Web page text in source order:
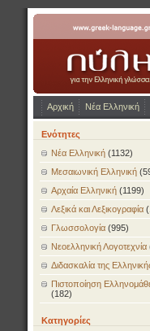
www.greek-
Αρχική Νέα Ελληνική
Ενότητες
Νέα Ελληνική (1132)
Μεσαιωνική Ελληνική
Αρχαία Ελληνική (1199)
Λεξικά και Λεξικογραφία
Γλωσσολογία (995)
Νεοελληνική Λογοτεχνία
Διδασκαλία της
Πιστοποίηση
(182)
Κατηγορίες